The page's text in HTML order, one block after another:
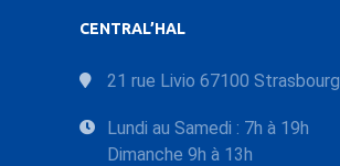
CENTRAL’HAL
21 rue Livio 67100 Strasbourg
Lundi au Samedi : 7h à 19h
Dimanche 9h à 13h